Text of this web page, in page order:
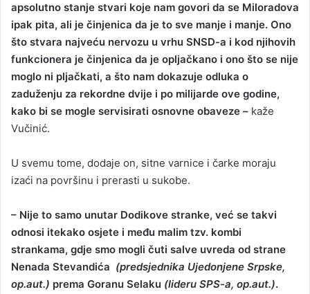
apsolutno stanje stvari koje nam govori da se Miloradova
ipak pita, ali je činjenica da je to sve manje i manje. Ono
što stvara najveću nervozu u vrhu SNSD-a i kod njihovih
funkcionera je činjenica da je opljačkano i ono što se nije
moglo ni pljačkati, a što nam dokazuje odluka o
zaduženju za rekordne dvije i po milijarde ove godine,
kako bi se mogle servisirati osnovne obaveze – kaže
Vučinić.
U svemu tome, dodaje on, sitne varnice i čarke moraju
izaći na površinu i prerasti u sukobe.
– Nije to samo unutar Dodikove stranke, već se takvi
odnosi itekako osjete i među malim tzv. kombi
strankama, gdje smo mogli čuti salve uvreda od strane
Nenada Stevandića (predsjednika Ujedonjene Srpske,
op.aut.) prema Goranu Selaku (lideru SPS-a, op.aut.).